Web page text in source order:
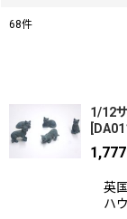
68件
1/12
1,777
英
ハ